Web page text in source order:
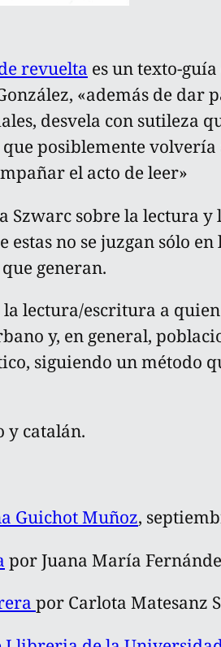
revuelta es un texto-
«además de
desvela con sutileza
posiblemente
el acto de leer»
Szwarc sobre la lectura
estas no se juzgan sólo
generan.
lectura/escritura a
y, en general,
siguiendo un método
y catalán.
Guichot Muñoz,
por Juana María
por Carlota Matesanz